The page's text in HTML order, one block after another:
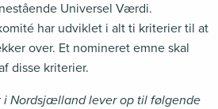
Universel Værdi.
har udviklet i alt ti kriterier til at
over. Et nomineret emne skal
disse kriterier.
i Nordsjælland lever op til følgende